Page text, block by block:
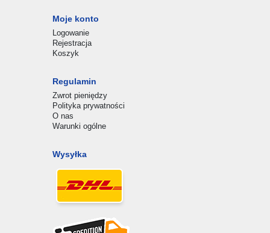
Moje konto
Logowanie
Rejestracja
Koszyk
Regulamin
Zwrot pieniędzy
Polityka prywatności
O nas
Warunki ogólne
Wysyłka